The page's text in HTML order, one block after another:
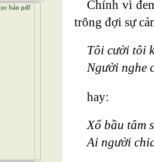
Chính vì
trông đợi sự
Tôi cười tôi
Người nghe
hay:
Xổ bầu tâm
Ai người